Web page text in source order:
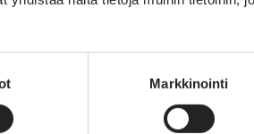
Markkinointi